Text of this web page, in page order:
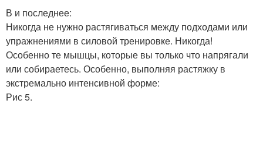
В и последнее:
Никогда не нужно растягиваться между подходами или
упражнениями в силовой тренировке. Никогда!
Особенно те мышцы, которые вы только что напрягали
или собираетесь. Особенно, выполняя растяжку в
экстремально интенсивной форме:
Рис 5.